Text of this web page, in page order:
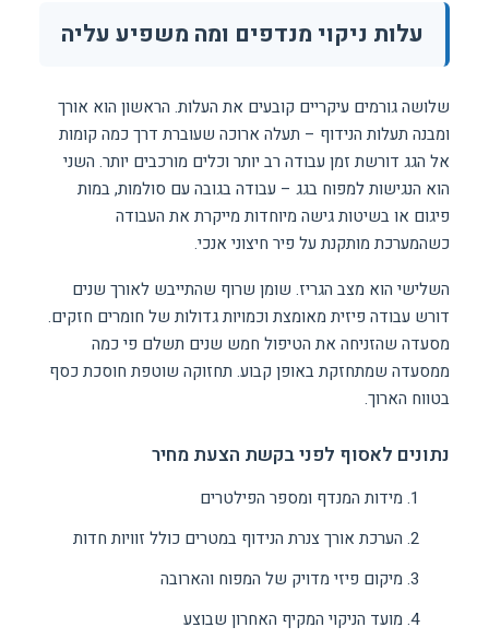
עלות ניקוי מנדפים ומה משפיע עליה
שלושה גורמים עיקריים קובעים את העלות. הראשון הוא אורך
ומבנה תעלות הנידוף – תעלה ארוכה שעוברת דרך כמה קומות
אל הגג דורשת זמן עבודה רב יותר וכלים מורכבים יותר. השני
הוא הנגישות למפוח בגג – עבודה בגובה עם סולמות, במות
פיגום או בשיטות גישה מיוחדות מייקרת את העבודה
כשהמערכת מותקנת על פיר חיצוני אנכי.
השלישי הוא מצב הגריז. שומן שרוף שהתייבש לאורך שנים
דורש עבודה פיזית מאומצת וכמויות גדולות של חומרים חזקים.
מסעדה שהזניחה את הטיפול חמש שנים תשלם פי כמה
ממסעדה שמתחזקת באופן קבוע. תחזוקה שוטפת חוסכת כסף
בטווח הארוך.
נתונים לאסוף לפני בקשת הצעת מחיר
מידות המנדף ומספר הפילטרים
הערכת אורך צנרת הנידוף במטרים כולל זוויות חדות
מיקום פיזי מדויק של המפוח והארובה
מועד הניקוי המקיף האחרון שבוצע